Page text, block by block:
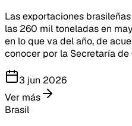
Las exportaciones
las 260 mil toneladas en
en lo que va del año, de
conocer por la Secretaría de
3 jun 2026
Ver más
Brasil